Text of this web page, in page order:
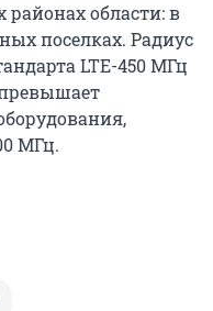
области: в
поселках. Радиус
LTE-450 МГц
превышает
МГц.